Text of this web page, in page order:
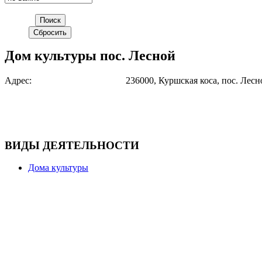
Дом культуры пос. Лесной
Адрес: 236000, Куршская коса, пос.
ВИДЫ ДЕЯТЕЛЬНОСТИ
Дома культуры